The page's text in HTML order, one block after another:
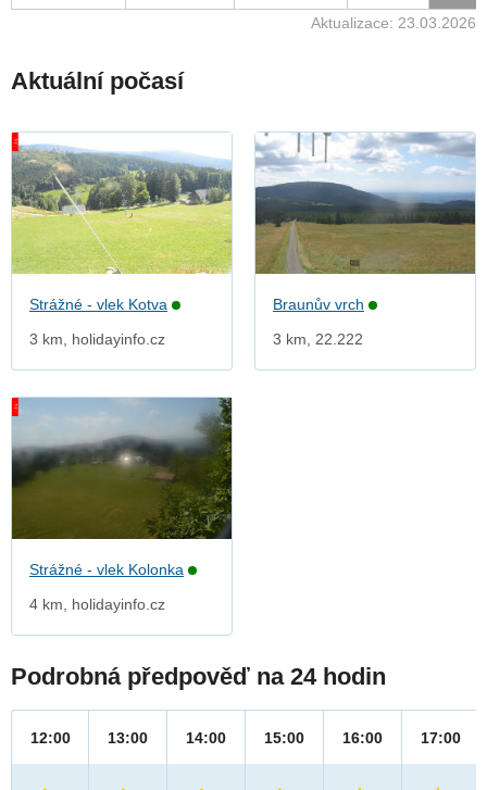
Aktualizace: 23.03.2026
Aktuální počasí
Strážné - vlek Kotva
3 km, holidayinfo.cz
Braunův vrch
3 km, 22.222
Strážné - vlek Kolonka
4 km, holidayinfo.cz
Podrobná předpověď na 24 hodin
12:00 13:00 14:00 15:00 16:00 17:00